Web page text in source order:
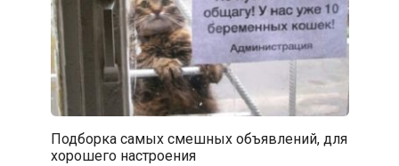
Подборка самых смешных объявлений, для
хорошего настроения